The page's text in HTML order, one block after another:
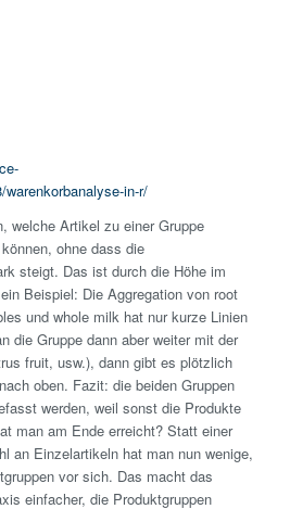
in-r/
welche Artikel zu einer Gruppe
ohne dass die
steigt. Das ist durch die Höhe im
Beispiel: Die Aggregation von root
und whole milk hat nur kurze Linien
die Gruppe dann aber weiter mit der
fruit, usw.), dann gibt es plötzlich
oben. Fazit: die beiden Gruppen
werden, weil sonst die Produkte
man am Ende erreicht? Statt einer
an Einzelartikeln hat man nun wenige,
vor sich. Das macht das
einfacher, die Produktgruppen